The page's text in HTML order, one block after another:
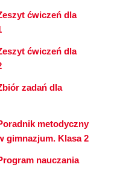
ćwiczeń dla
ćwiczeń dla
zadań dla
metodyczny
gimnazjum. Klasa 2
nauczania